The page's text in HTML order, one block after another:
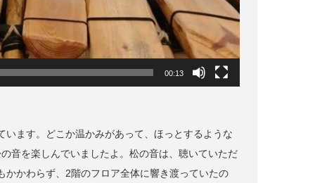
00:13
ます。どこか温かみがあって、ほっとするような
音を楽しんでいましたよ。松の音は、聴いていただ
かかわらず、2階のフロア全体に響き渡っていたの